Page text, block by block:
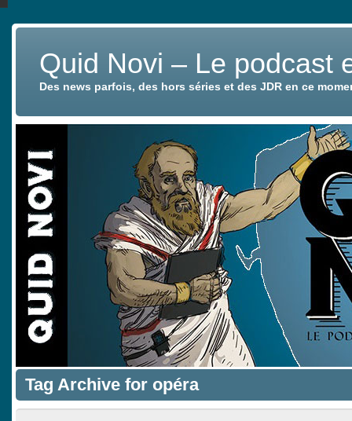
Quid Novi – Le podcast
Des news parfois, des hors séries et des JDR en ce
Tag Archive for opéra